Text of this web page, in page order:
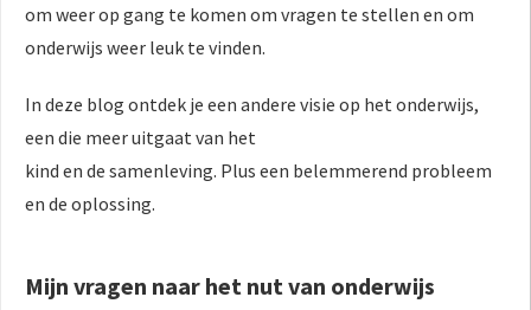
om weer op gang te komen om vragen te stellen en om
onderwijs weer leuk te vinden.
In deze blog ontdek je een andere visie op het onderwijs,
een die meer uitgaat van het
kind en de samenleving. Plus een belemmerend probleem
en de oplossing.
Mijn vragen naar het nut van onderwijs
Hierdoor
website-
van